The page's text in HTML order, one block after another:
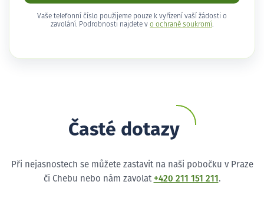
Vaše telefonní číslo použijeme pouze k vyřízení vaší žádosti o
zavolání. Podrobnosti najdete v o ochraně soukromí .
Časté dotazy
Při nejasnostech se můžete zastavit na naši pobočku v Praze
či Chebu nebo nám zavolat +420 211 151 211 .